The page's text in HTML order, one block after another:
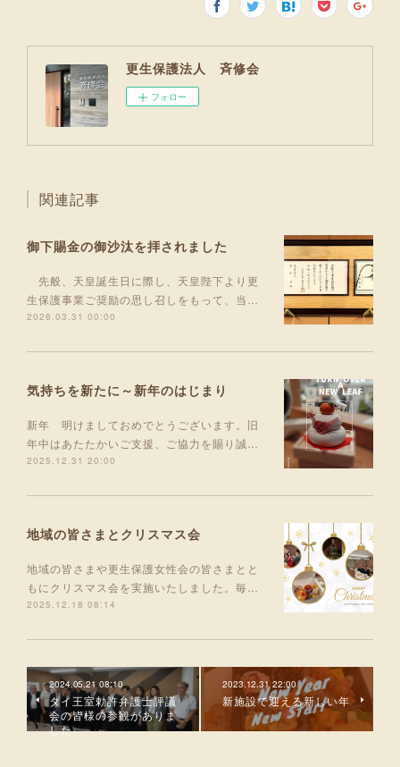
更生保護法人 斉修会
フォロー
関連記事
御下賜金の御沙汰を拝されました
先般、天皇誕生日に際し、天皇陛下より更
生保護事業ご奨励の思し召しをもって、当…
2026.03.31 00:00
気持ちを新たに～新年のはじまり
新年 明けましておめでとうございます。旧
年中はあたたかいご支援、ご協力を賜り誠…
2025.12.31 20:00
地域の皆さまとクリスマス会
地域の皆さまや更生保護女性会の皆さまとと
もにクリスマス会を実施いたしました。毎…
2025.12.18 08:14
2024.05.21 08:10
タイ王室勅許弁護士評議
会の皆様の参観がありま
した
2023.12.31 22:00
新施設で迎える新しい年